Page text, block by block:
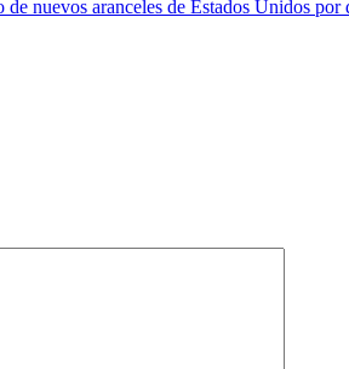
de nuevos aranceles de Estados Unidos